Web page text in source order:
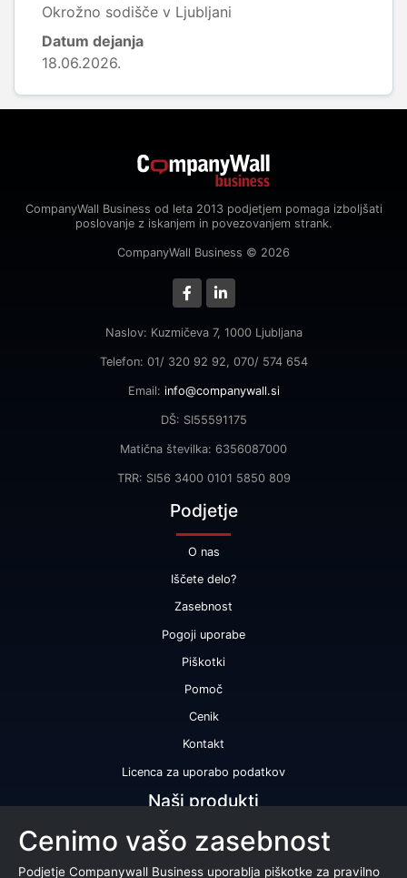
Okrožno sodišče v Ljubljani
Datum dejanja
18.06.2026.
CompanyWall Business od leta 2013 podjetjem pomaga izboljšati
poslovanje z iskanjem in povezovanjem strank.
CompanyWall Business © 2026
Naslov: Kuzmičeva 7, 1000 Ljubljana
Telefon: 01/ 320 92 92, 070/ 574 654
Email: info@companywall.si
DŠ: SI55591175
Matična številka: 6356087000
TRR: SI56 3400 0101 5850 809
Podjetje
O nas
Iščete delo?
Zasebnost
Pogoji uporabe
Piškotki
Pomoč
Cenik
Kontakt
Licenca za uporabo podatkov
Naši produkti
Bonitetna ocena
Bonitetno poročilo
Cenimo vašo zasebnost
Podjetje Companywall Business uporablja piškotke za pravilno